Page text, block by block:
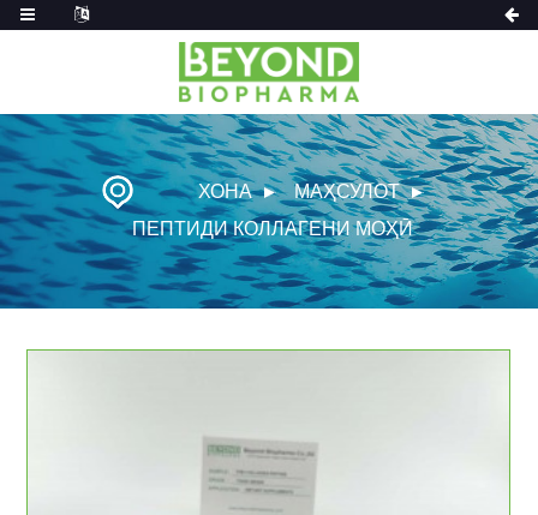
ХОНА
МАҲСУЛОТ
ПЕПТИДИ КОЛЛАГЕНИ МОҲӢ